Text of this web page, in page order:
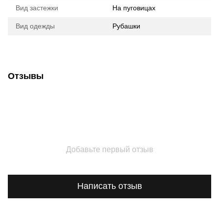
Вид застежки На пуговицах
Вид одежды Рубашки
Отзывы
Добавьте первый отзыв
Написать отзыв